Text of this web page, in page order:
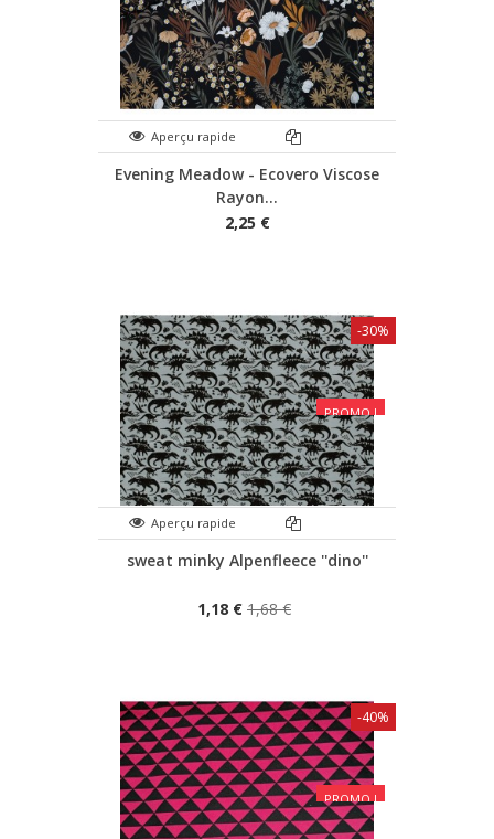
Aperçu rapide
Evening Meadow - Ecovero Viscose
Rayon...
2,25 €
PROMO !
Aperçu rapide
sweat minky Alpenfleece ''dino''
1,18 € 1,68 €
-30%
PROMO !
-40%